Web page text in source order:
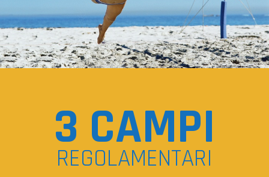
3 CAMPI
REGOLAMENTARI